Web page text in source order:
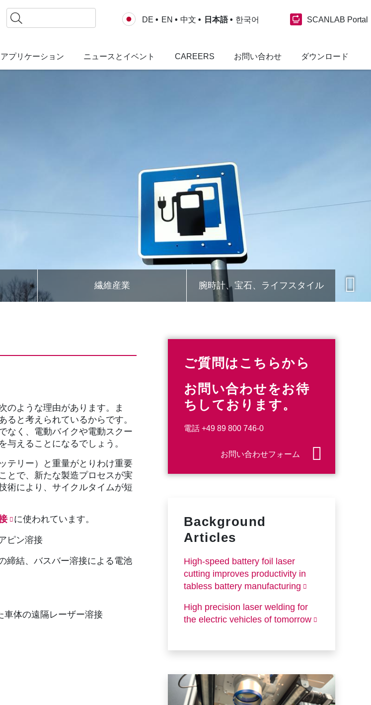
検
索
DE EN 中文 日本語 한국어 SCANLAB Portal
アプリケーション ニュースとイベント CAREERS お問い合わせ ダウンロード
繊維産業 腕時計、宝石、ライフスタイル
のような理由があります。ま
と考えられているからです。
なく、電動バイクや電動スクー
えることになるでしょう。
テリー）と重量がとりわけ重要
とで、新たな製造プロセスが実
術により、サイクルタイムが短
に使われています。
ピン溶接
締結、バスバー溶接による電池
車体の遠隔レーザー溶接
ご質問はこちらから
お問い合わせをお待
ちしております。
電話 +49 89 800 746-0
お問い合わせフォーム
Background
Articles
High-speed battery foil laser
cutting improves productivity in
tabless battery manufacturing
High precision laser welding for
the electric vehicles of tomorrow